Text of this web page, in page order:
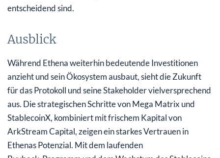
entscheidend sind.
Ausblick
Während Ethena weiterhin bedeutende Investitionen
anzieht und sein Ökosystem ausbaut, sieht die Zukunft
für das Protokoll und seine Stakeholder vielversprechend
aus. Die strategischen Schritte von Mega Matrix und
StablecoinX, kombiniert mit frischem Kapital von
ArkStream Capital, zeigen ein starkes Vertrauen in
Ethenas Potenzial. Mit dem laufenden